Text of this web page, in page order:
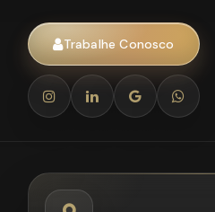
Trabalhe Conosco